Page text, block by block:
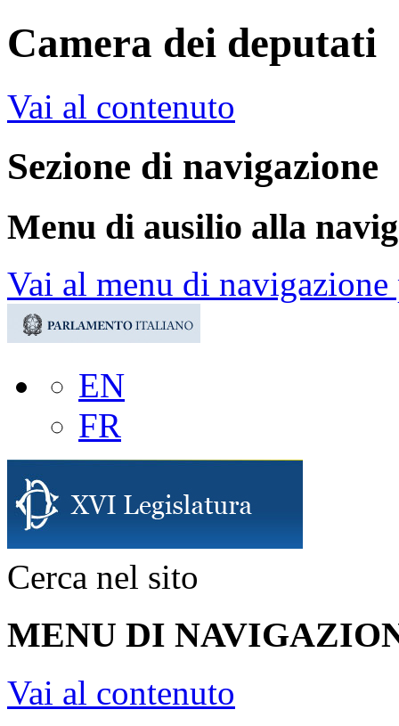
Camera dei deputati
Vai al contenuto
Sezione di navigazione
Menu di ausilio alla
Vai al menu di
EN
FR
Cerca nel sito
MENU DI
Vai al contenuto